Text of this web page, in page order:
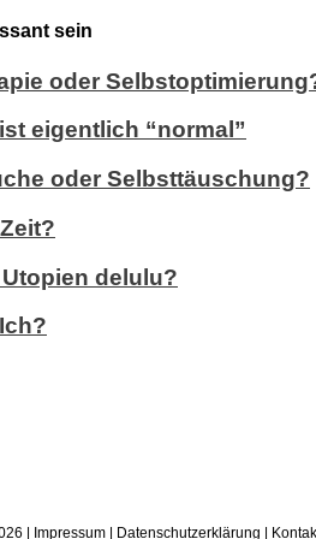
sein
oder
eigentlich “normal”
oder Selbsttäuschung?
delulu?
| Impressum Datenschutzerklärung